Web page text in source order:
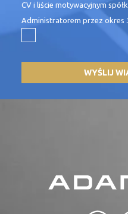
CV i liście motywacyjnym
Administratorem przez okres